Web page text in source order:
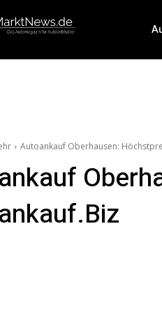
Autoankauf Oberhausen: